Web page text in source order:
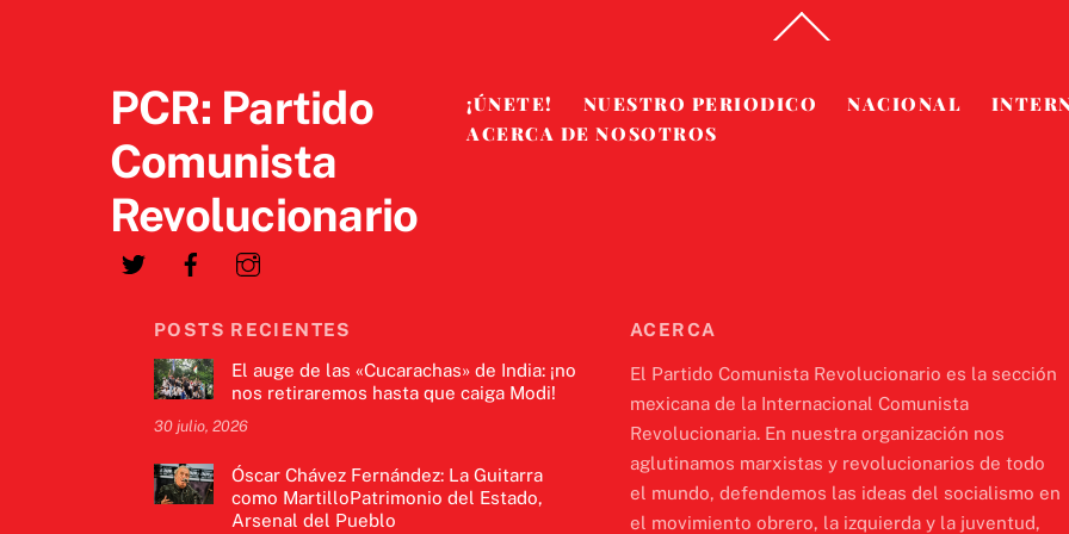
To
PCR: Partido
Comunista
Revolucionario
¡ÚNETE! NUESTRO PERIODICO NACIONAL
ACERCA DE NOSOTROS
POSTS RECIENTES
El auge de las «Cucarachas» de India: ¡no
nos retiraremos hasta que caiga Modi!
30 julio, 2026
Óscar Chávez Fernández: La Guitarra
como MartilloPatrimonio del Estado,
Arsenal del Pueblo
ACERCA
El Partido Comunista Revolucionario es la sección
mexicana de la Internacional Comunista
Revolucionaria. En nuestra organización nos
aglutinamos marxistas y revolucionarios de todo
el mundo, defendemos las ideas del socialismo en
el movimiento obrero, la izquierda y la juventud,